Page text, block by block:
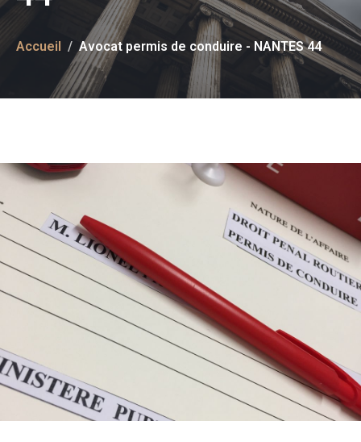
Accueil Avocat permis de conduire - NANTES 44